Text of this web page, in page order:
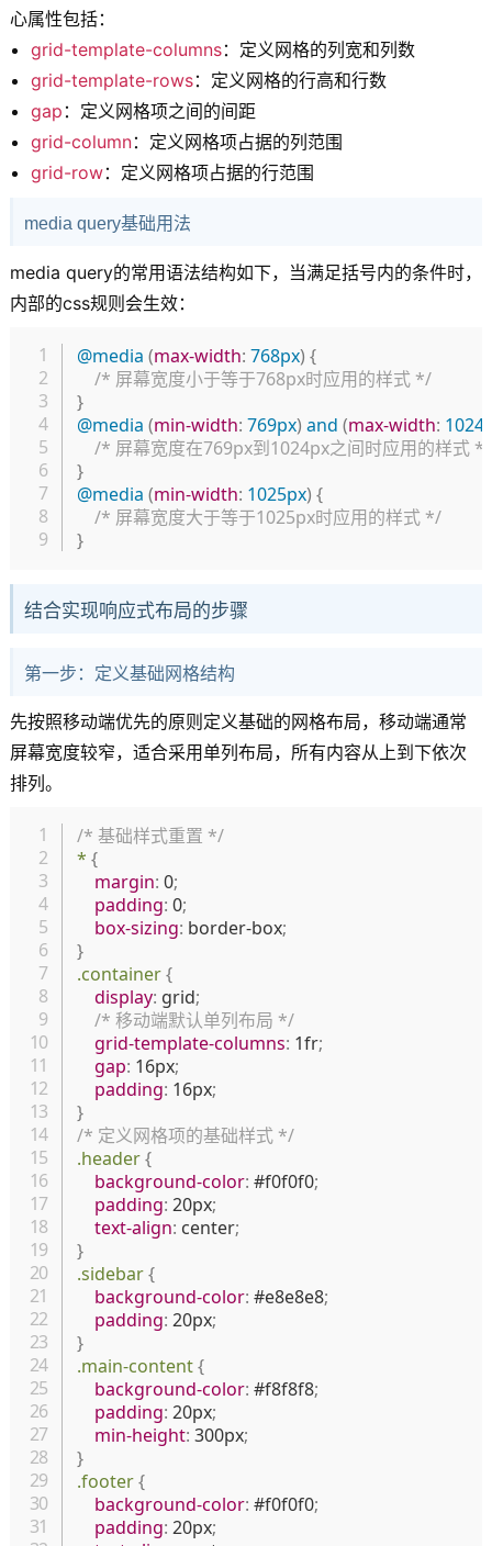
心属性包括：
grid-template-columns：定义网格的列宽和列数
grid-template-rows：定义网格的行高和行数
gap ：定义网格项之间的间距
grid-column：定义网格项占据的列范围
grid-row：定义网格项占据的行范围
media query基础用法
media query的常用语法结构如下，当满足括号内的条件时，
内部的css规则会生效：
@media (max-width: 768px) {
/* 屏幕宽度小于等于768px时应用的样式 */
}
@media (min-width: 769px) and (max-width:
/* 屏幕宽度在769px到1024px之间时应用的样式 */
}
@media (min-width: 1025px) {
/* 屏幕宽度大于等于1025px时应用的样式 */
}
结合实现响应式布局的步骤
第一步：定义基础网格结构
先按照移动端优先的原则定义基础的网格布局，移动端通常
屏幕宽度较窄，适合采用单列布局，所有内容从上到下依次
排列。
/* 基础样式重置 */
* {
margin: 0;
padding: 0;
box-sizing: border-box;
}
.container{
display: grid;
/* 移动端默认单列布局 */
grid-template-columns: 1fr;
gap: 16px;
padding: 16px;
}
/* 定义网格项的基础样式 */
.header{
background-color: #f0f0f0;
padding: 20px;
text-align: center;
}
.sidebar{
background-color: #e8e8e8;
padding: 20px;
}
.main-content{
background-color: #f8f8f8;
padding: 20px;
min-height: 300px;
}
.footer{
background-color: #f0f0f0;
padding: 20px;